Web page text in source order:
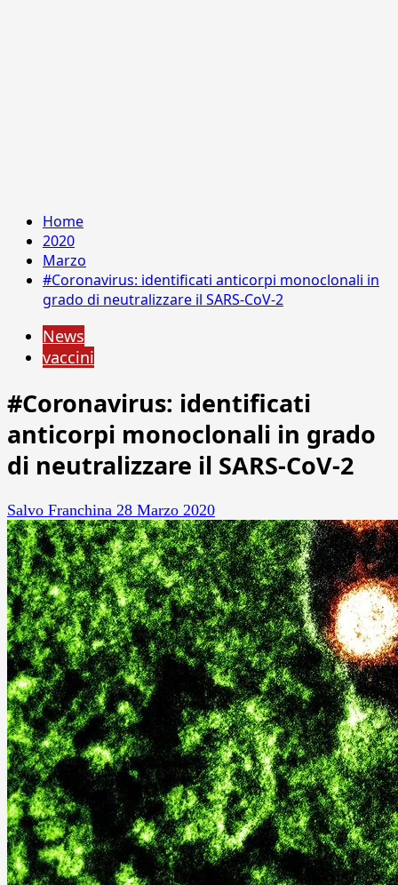
Home
2020
Marzo
#Coronavirus: identificati anticorpi monoclonali in
grado di neutralizzare il SARS-CoV-2
News
vaccini
#Coronavirus: identificati
anticorpi monoclonali in grado
di neutralizzare il SARS-CoV-2
Salvo Franchina 28 Marzo 2020